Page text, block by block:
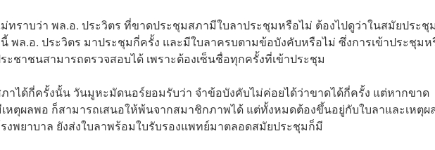
ทราบว่า พล.อ. ประวิตร ที่ขาดประชุมสภามีใบลาประชุมหรือไม่ ต้องไปดูว่าในสมัยประชุ
พล.อ. ประวิตร มาประชุมกี่ครั้ง และมีใบลาครบตามข้อบังคับหรือไม่ ซึ่งการเข้าประชุมห
ชาชนสามารถตรวจสอบได้ เพราะต้องเซ็นชื่อทุกครั้งที่เข้าประชุม
าได้กี่ครั้งนั้น วันมูหะมัดนอร์ยอมรับว่า จำข้อบังคับไม่ค่อยได้ว่าขาดได้กี่ครั้ง แต่หากขาด
หตุผลพอ ก็สามารถเสนอให้พ้นจากสมาชิกภาพได้ แต่ทั้งหมดต้องขึ้นอยู่กับใบลาและเหตุผ
งพยาบาล ยังส่งใบลาพร้อมใบรับรองแพทย์มาตลอดสมัยประชุมก็มี